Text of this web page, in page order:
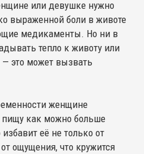
или девушке нужно
выраженной боли в животе
медикаменты. Но ни в
тепло к животу или
это может вызвать
женщине
пищу как можно больше
её не только от
ощущения, что кружится